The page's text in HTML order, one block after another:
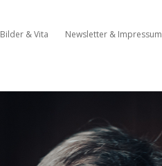
Bilder & Vita Newsletter & Impressum